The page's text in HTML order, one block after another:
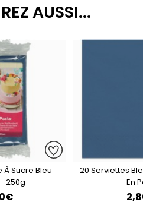
AUSSI...
À Sucre Bleu
250g
20 Serviettes
- En